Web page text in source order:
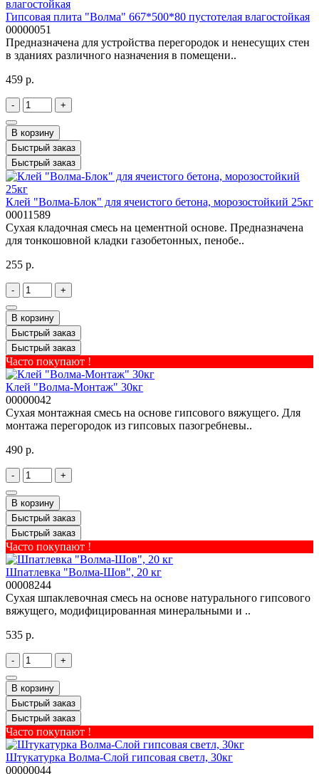
Гипсовая плита "Волма" 667*500*80 пустотелая влагостойкая
00000051
Предназначена для устройства перегородок и ненесущих стен
в зданиях различного назначения в помещени..
459 р.
- +
В корзину
Быстрый заказ
Быстрый заказ
Клей "Волма-Блок" для ячеистого бетона, морозостойкий 25кг
00011589
Сухая кладочная смесь на цементной основе. Предназначена
для тонкошовной кладки газобетонных, пенобе..
255 р.
- +
В корзину
Быстрый заказ
Быстрый заказ
Часто покупают !
Клей "Волма-Монтаж" 30кг
00000042
Сухая монтажная смесь на основе гипсового вяжущего. Для
монтажа перегородок из гипсовых пазогребневы..
490 р.
- +
В корзину
Быстрый заказ
Быстрый заказ
Часто покупают !
Шпатлевка "Волма-Шов", 20 кг
00008244
Сухая шпаклевочная смесь на основе натурального гипсового
вяжущего, модифицированная минеральными и ..
535 р.
- +
В корзину
Быстрый заказ
Быстрый заказ
Часто покупают !
Штукатурка Волма-Слой гипсовая светл, 30кг
00000044